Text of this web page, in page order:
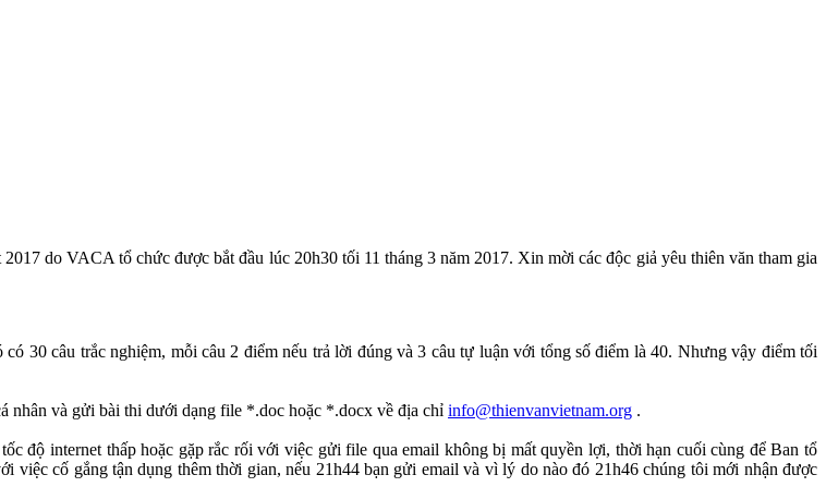
do VACA tổ chức được bắt đầu lúc 20h30 tối 11 tháng 3 năm 2017. Xin mời các độc giả yêu thiên văn tham gia
30 câu trắc nghiệm, mỗi câu 2 điểm nếu trả lời đúng và 3 câu tự luận với tổng số điểm là 40. Nhưng vậy điểm tối
nhân và gửi bài thi dưới dạng file *.doc hoặc *.docx về địa chỉ info@thienvanvietnam.org .
độ internet thấp hoặc gặp rắc rối với việc gửi file qua email không bị mất quyền lợi, thời hạn cuối cùng để Ban tổ
việc cố gắng tận dụng thêm thời gian, nếu 21h44 bạn gửi email và vì lý do nào đó 21h46 chúng tôi mới nhận được